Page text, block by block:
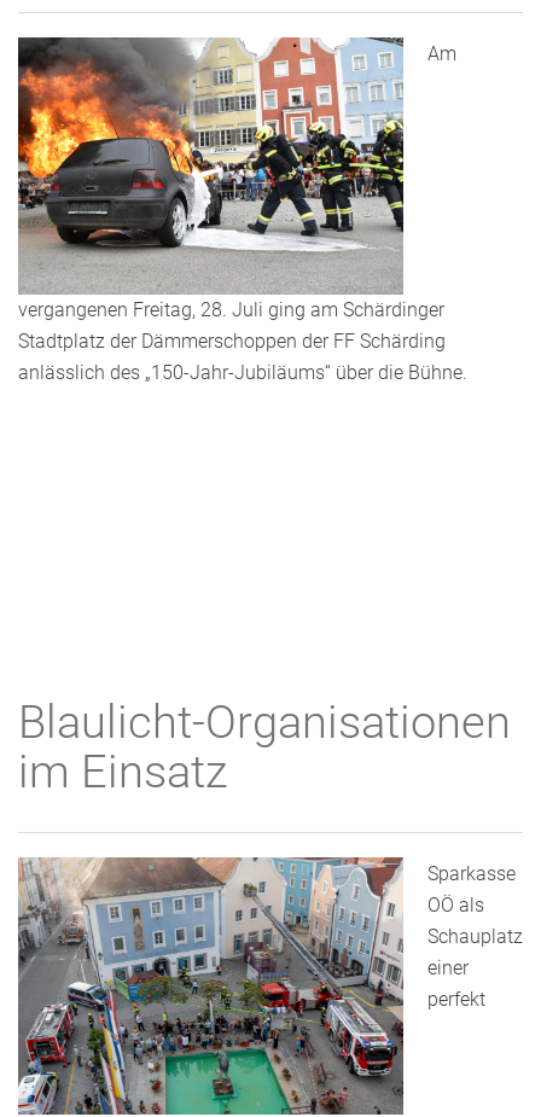
Am
vergangenen Freitag, 28. Juli ging am Schärdinger
Stadtplatz der Dämmerschoppen der FF Schärding
anlässlich des „150-Jahr-Jubiläums“ über die Bühne.
Blaulicht-Organisationen
im Einsatz
Sparkasse
OÖ als
Schauplatz
einer
perfekt